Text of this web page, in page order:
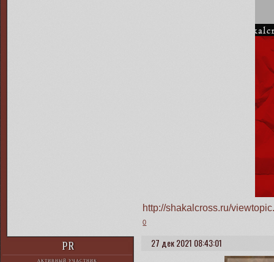
http://shakalcross.ru/
0
27 дек 2021 08:43:01
PR
АКТИВНЫЙ УЧАСТНИК